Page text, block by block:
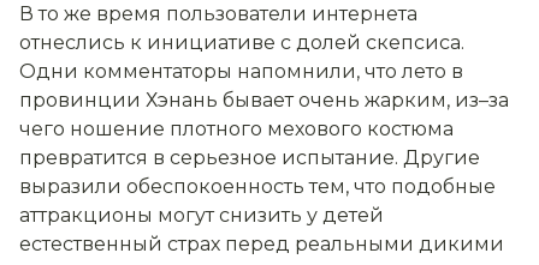
В то же время пользователи интернета
отнеслись к инициативе с долей скепсиса.
Одни комментаторы напомнили, что лето в
провинции Хэнань бывает очень жарким, из–за
чего ношение плотного мехового костюма
превратится в серьезное испытание. Другие
выразили обеспокоенность тем, что подобные
аттракционы могут снизить у детей
естественный страх перед реальными дикими